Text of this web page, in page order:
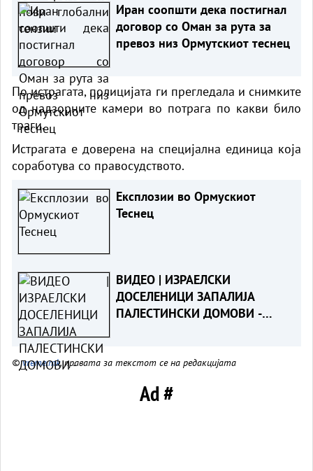
Иран соопшти дека постигнал
договор со Оман за рута за
превоз низ Ормутскиот теснец
По истрагата, полицијата ги прегледала и снимките
од надзорните камери во потрага по какви било
траги.
Истрагата е доверена на специјална единица која
соработува со правосудството.
Експлозии во Ормускиот
Теснец
ВИДЕО | ИЗРАЕЛСКИ
ДОСЕЛЕНИЦИ ЗАПАЛИЈА
ПАЛЕСТИНСКИ ДОМОВИ -
©vreme.mk, правата за текстот се на редакцијата
Ad #